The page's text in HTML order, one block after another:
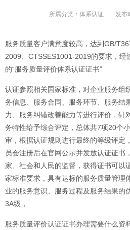
所属分类： 体系认证 发布
服务质量客户满意度较高，达到GB/
2009、CTSSES1001-2019的要求，经
的“服务质量评价体系认证证书”
认证参照相关国家标准，对企业服务组
务信息、服务合同、服务环节、服务结
力、服务纠错改善能力等进行评价，针
务特性给予综合评定，总体共7项20个
审，根据认证规则进行最终的等级评定
员会注册后在官网公示并发放认证证书
家、社会和人民的监督，获得证书可以
家标准要求，具有达标的服务质量管理
业的服务意识、服务过程及服务结果的
3A级，
服务质量评价认证证书办理需要什么资